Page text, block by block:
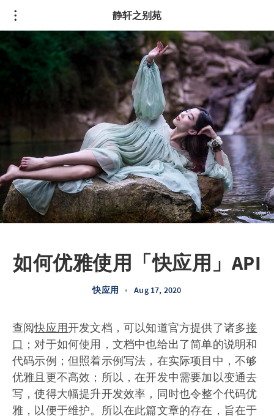
静轩之别苑
如何优雅使用「快应用」API
快应用 • Aug 17, 2020
查阅快应用开发文档，可以知道官方提供了诸多接
口 ；对于如何使用，文档中也给出了简单的说明和
代码示例；但照着示例写法，在实际项目中，不够
优雅且更不高效；所以，在开发中需要加以变通去
写，使得大幅提升开发效率，同时也令整个代码优
雅，以便于维护。所以在此篇文章的存在，旨在于